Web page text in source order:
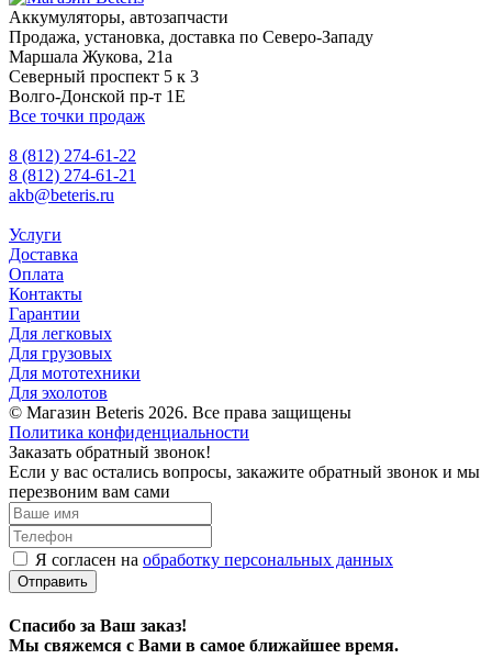
Аккумуляторы, автозапчасти
Продажа, установка, доставка по Северо-Западу
Маршала Жукова, 21а
Северный проспект 5 к 3
Волго-Донской пр-т 1Е
Все точки продаж
8 (812) 274-61-22
8 (812) 274-61-21
akb@beteris.ru
Услуги
Доставка
Оплата
Контакты
Гарантии
Для легковых
Для грузовых
Для мототехники
Для эхолотов
© Магазин Beteris 2026. Все права защищены
Политика конфиденциальности
Заказать обратный звонок!
Если у вас остались вопросы, закажите обратный звонок и мы
перезвоним вам сами
Я согласен на обработку персональных данных
Отправить
Спасибо за Ваш заказ!
Мы свяжемся с Вами в самое ближайшее время.